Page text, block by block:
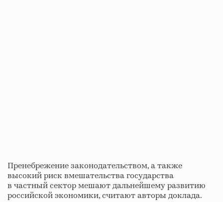
Пренебрежение законодательством, а также
высокий риск вмешательства государства
в частный сектор мешают дальнейшему развитию
российской экономики, считают авторы доклада.